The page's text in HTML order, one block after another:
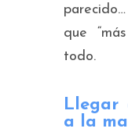
que
todo.
Llegar
a la